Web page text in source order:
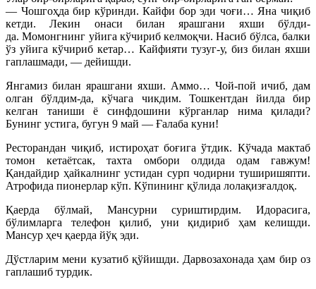
— Чошгоҳда бир кўринди. Кайфи бор эди чоғи… Яна чиқиб
кетди. Лекин онаси билан ярашгани яхши бўлди-
да.Момонгнинг уйига кўчириб келмоқчи. Насиб бўлса, балки
ўз уйига кўчириб кетар… Кайфияти тузуг-у, биз билан яхши
гаплашмади, — дейишди.
Янгамиз билан ярашгани яхши. Аммо… Чой-пой ичиб, дам
олган бўлдим-да, кўчага чикдим. Тошкентдан йилда бир
келган таниши ё синфдошини кўрганлар нима қилади?
Бунинг устига, бугун 9 май — Ғалаба куни!
Ресторандан чиқиб, истироҳат боғига ўтдик. Кўчада мактаб
томон кетаётсак, тахта омбори олдида одам гавжум!
Қандайдир ҳайкалнинг устидан сурп чодирни туширишяпти.
Атрофида пионерлар кўп. Кўпининг қўлида лолақизғалдоқ.
Қаерда бўлмай, Мансурни суриштирдим. Идорасига,
бўлимларга телефон қилиб, уни қидириб ҳам келишди.
Мансур ҳеч қаерда йўқ эди.
Дўстларим мени кузатиб қўйишди. Дарвозахонада ҳам бир оз
гаплашиб турдик.